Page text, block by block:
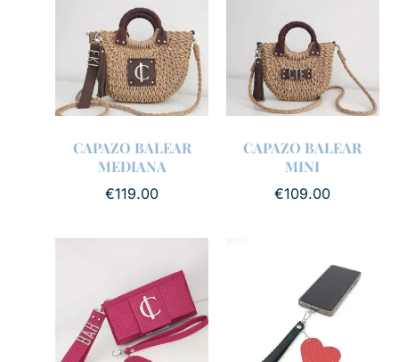
CAPAZO BALEAR
MEDIANA
€119.00
CAPAZO BALEAR
MINI
€109.00